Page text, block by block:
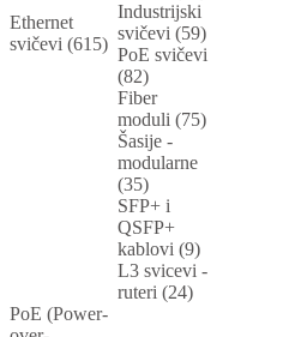
Ethernet
svičevi (615)
Industrijski
svičevi (59)
PoE svičevi
(82)
Fiber
moduli (75)
Šasije -
modularne
(35)
SFP+ i
QSFP+
kablovi (9)
L3 svicevi -
ruteri (24)
PoE (Power-